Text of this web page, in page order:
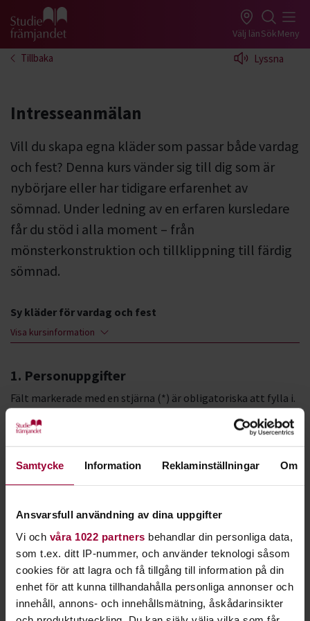
Samtycke Information Reklaminställningar Om
Ansvarsfull användning av dina uppgifter
Vi och våra 1022 partners behandlar din personliga data,
som t.ex. ditt IP-nummer, och använder teknologi såsom
cookies för att lagra och få tillgång till information på din
enhet för att kunna tillhandahålla personliga annonser och
innehåll, annons- och innehållsmätning, åskådarinsikter
Gå till studiefrämjandets startsida Välj länSökMeny
Tillbaka Lyssna
Intresseanmälan
Vill du skapa egna kläder som passar både vardag
och fest? Denna kurs vänder sig till dig som är
nybörjare eller har tidigare erfarenhet av
sömnad. Under ledning av en erfaren kursledare
får du stöd i alla moment – från
mönsterkonstruktion och tillklippning till färdig
sömnad.
Sy kläder för vardag och fest
Visa kursinformation
1. Personuppgifter
Fält markerade med en stjärna (*) är obligatoriska att fylla i.
Deltagarens personnummer *
LMA-nummer
Förnamn *
Efternamn *